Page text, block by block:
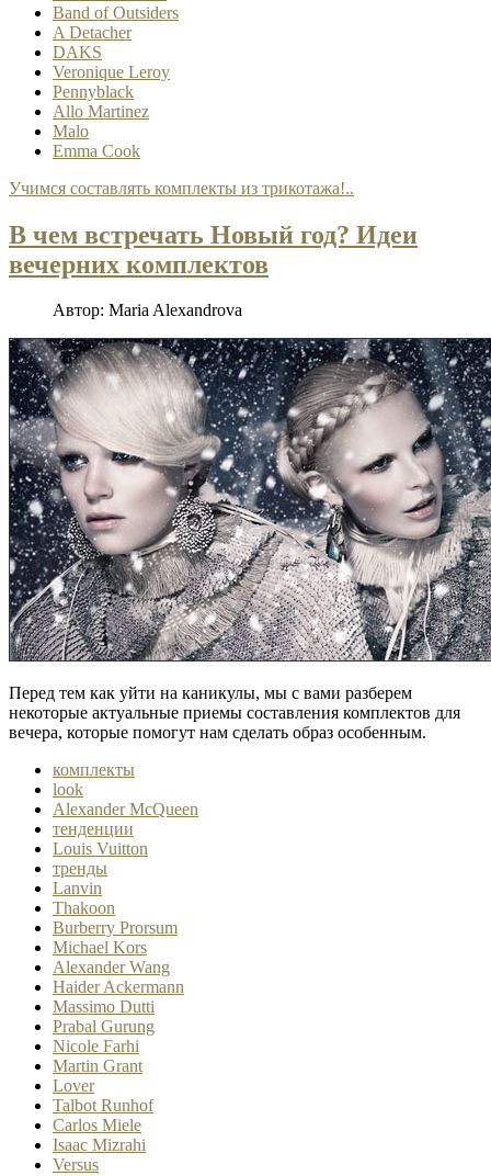
Band of Outsiders
A Detacher
DAKS
Veronique Leroy
Pennyblack
Allo Martinez
Malo
Emma Cook
Учимся составлять комплекты из трикотажа!..
В чем встречать Новый год? Идеи
вечерних комплектов
Автор: Maria Alexandrova
Перед тем как уйти на каникулы, мы с вами разберем
некоторые актуальные приемы составления комплектов для
вечера, которые помогут нам сделать образ особенным.
комплекты
look
Alexander McQueen
тенденции
Louis Vuitton
тренды
Lanvin
Thakoon
Burberry Prorsum
Michael Kors
Alexander Wang
Haider Ackermann
Massimo Dutti
Prabal Gurung
Nicole Farhi
Martin Grant
Lover
Talbot Runhof
Carlos Miele
Isaac Mizrahi
Versus